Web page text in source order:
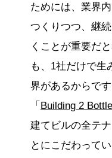
ためには、業界
つくりつつ、継
くことが重要だ
も、1社だけで生
界があるからで
「 Building 2 Bottle
建てビルの全テ
とにこだわって